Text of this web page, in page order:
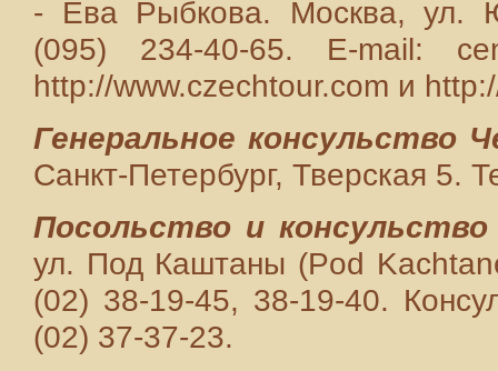
- Ева Рыбкова. Москва, ул.
(095) 234-40-65. E-mail:
http://www.czechtour.com и
Генеральное консульство
Санкт-Петербург, Тверская 5.
Посольство и
ул. Под Каштаны (Pod
(02) 38-19-45, 38-19-40.
(02) 37-37-23.